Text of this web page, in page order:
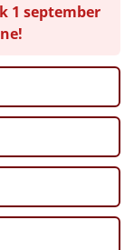
x 29 x 20 cm
1 september